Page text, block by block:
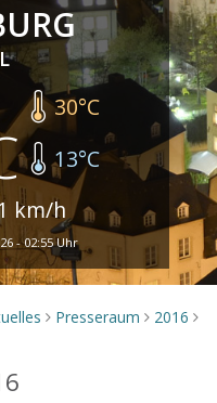
30°C
13°C
km/h
- 02:55 Uhr
> Presseraum > 2016 >